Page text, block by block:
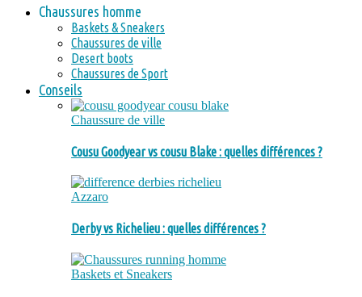
Chaussures homme
Baskets & Sneakers
Chaussures de ville
Desert boots
Chaussures de Sport
Conseils
Chaussure de ville
Cousu Goodyear vs cousu Blake : quelles différences ?
Azzaro
Derby vs Richelieu : quelles différences ?
Baskets et Sneakers